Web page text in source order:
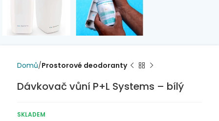
Domů Prostorové deodoranty
Dávkovač vůní P+L Systems – bílý
SKLADEM